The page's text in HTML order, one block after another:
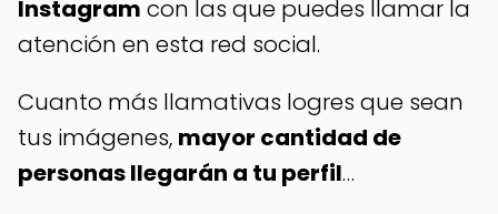
Instagram con las que puedes llamar la
atención en esta red social.
Cuanto más llamativas logres que sean
tus imágenes, mayor cantidad de
personas llegarán a tu perfil…